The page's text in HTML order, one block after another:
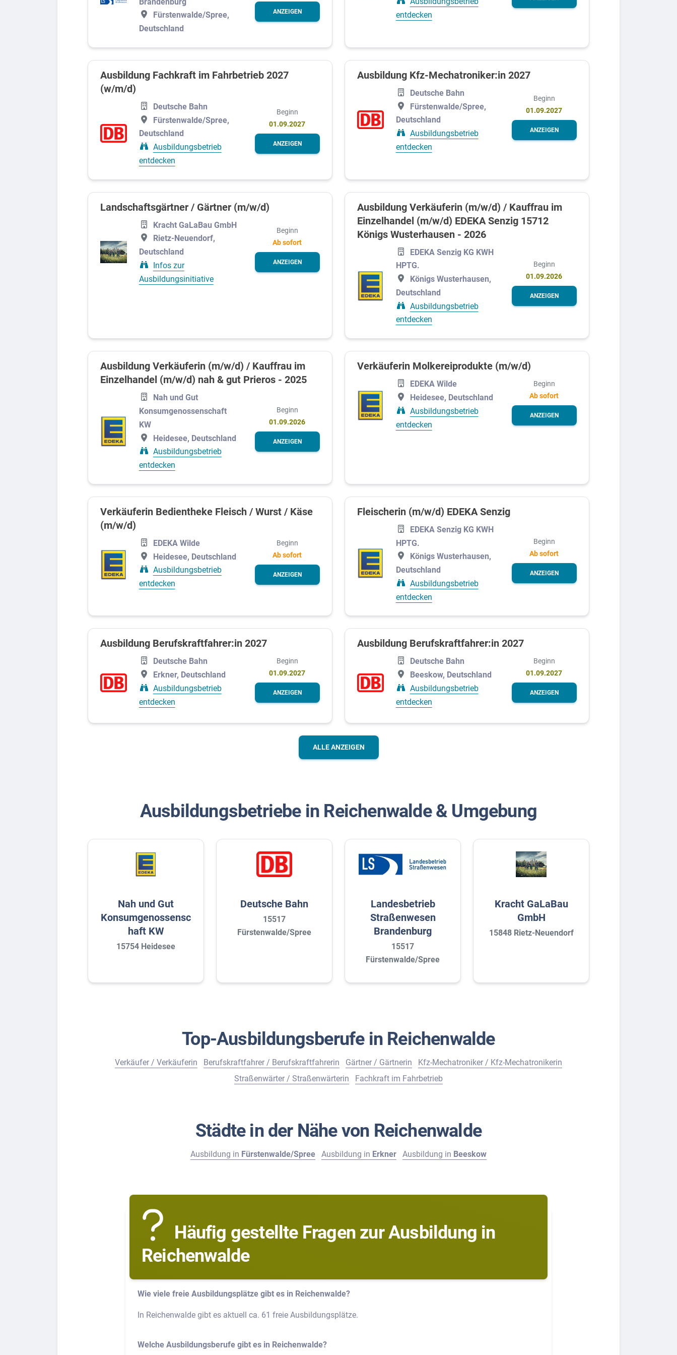
Handwerk und Produktion
Lebensmittel
Bauwesen und Immobilien
Technik
Umwelt, Landwirtschaft und Tiere
Fürstenwalde/Spree,
Deutschland
ANZEIGEN
entdecken
Ausbildung Fachkraft im Fahrbetrieb 2027
(w/m/d)
Deutsche Bahn
Fürstenwalde/Spree,
Deutschland
Ausbildungsbetrieb
entdecken
Beginn
01.09.2027
ANZEIGEN
Ausbildung Kfz-Mechatroniker:in 2027
Deutsche Bahn
Fürstenwalde/Spree,
Deutschland
Ausbildungsbetrieb
entdecken
Beginn
01.09.2027
ANZEIGEN
Landschaftsgärtner / Gärtner (m/w/d)
Kracht GaLaBau GmbH
Rietz-Neuendorf,
Deutschland
Infos zur
Ausbildungsinitiative
Beginn
Ab sofort
ANZEIGEN
Ausbildung Verkäuferin (m/w/d) / Kauffrau im
Einzelhandel (m/w/d) EDEKA Senzig 15712
Königs Wusterhausen - 2026
EDEKA Senzig KG KWH
HPTG.
Königs Wusterhausen,
Deutschland
Ausbildungsbetrieb
entdecken
Beginn
01.09.2026
ANZEIGEN
Ausbildung Verkäuferin (m/w/d) / Kauffrau im
Einzelhandel (m/w/d) nah & gut Prieros - 2025
Nah und Gut
Konsumgenossenschaft
KW
Heidesee, Deutschland
Ausbildungsbetrieb
entdecken
Beginn
01.09.2026
ANZEIGEN
Verkäuferin Molkereiprodukte (m/w/d)
EDEKA Wilde
Heidesee, Deutschland
Ausbildungsbetrieb
entdecken
Beginn
Ab sofort
ANZEIGEN
Verkäuferin Bedientheke Fleisch / Wurst / Käse
(m/w/d)
EDEKA Wilde
Heidesee, Deutschland
Ausbildungsbetrieb
entdecken
Beginn
Ab sofort
ANZEIGEN
Fleischerin (m/w/d) EDEKA Senzig
EDEKA Senzig KG KWH
HPTG.
Königs Wusterhausen,
Deutschland
Ausbildungsbetrieb
entdecken
Beginn
Ab sofort
ANZEIGEN
Ausbildung Berufskraftfahrer:in 2027
Deutsche Bahn
Erkner, Deutschland
Ausbildungsbetrieb
entdecken
Beginn
01.09.2027
ANZEIGEN
Ausbildung Berufskraftfahrer:in 2027
Deutsche Bahn
Beeskow, Deutschland
Ausbildungsbetrieb
entdecken
Beginn
01.09.2027
ANZEIGEN
ALLE ANZEIGEN
Ausbildungsbetriebe in Reichenwalde & Umgebung
Nah und Gut
Konsumgenossensc
haft KW
15754 Heidesee
Deutsche Bahn
15517
Fürstenwalde/Spree
Landesbetrieb
Straßenwesen
Brandenburg
15517
Fürstenwalde/Spree
Kracht GaLaBau
GmbH
15848 Rietz-Neuendorf
Top-Ausbildungsberufe in Reichenwalde
Verkäufer / Verkäuferin Berufskraftfahrer / Berufskraftfahrerin Gärtner / Gärtnerin
Kfz-Mechatroniker / Kfz-Mechatronikerin
Straßenwärter / Straßenwärterin
Fachkraft im Fahrbetrieb
Städte in der Nähe von Reichenwalde
Ausbildung in Fürstenwalde/Spree Ausbildung in Erkner Ausbildung in Beeskow
Häufig gestellte Fragen zur Ausbildung in
Reichenwalde
Wie viele freie Ausbildungsplätze gibt es in Reichenwalde?
In Reichenwalde gibt es aktuell ca. 61 freie Ausbildungsplätze.
Welche Ausbildungsberufe gibt es in Reichenwalde?